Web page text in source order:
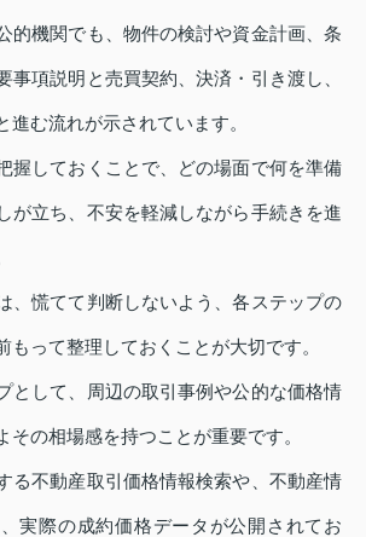
的機関でも、物件の検討や資金計画、条
事項説明と売買契約、決済・引き渡し、
進む流れが示されています。
握しておくことで、どの場面で何を準備
が立ち、不安を軽減しながら手続きを進
、慌てて判断しないよう、各ステップの
もって整理しておくことが大切です。
として、周辺の取引事例や公的な価格情
その相場感を持つことが重要です。
る不動産取引価格情報検索や、不動産情
実際の成約価格データが公開されてお